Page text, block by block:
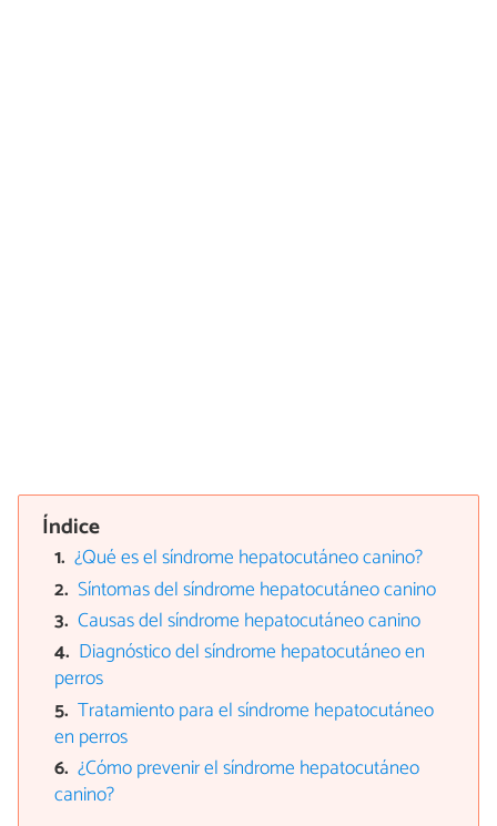
Índice
¿Qué es el síndrome hepatocutáneo canino?
Síntomas del síndrome hepatocutáneo canino
Causas del síndrome hepatocutáneo canino
Diagnóstico del síndrome hepatocutáneo en
perros
Tratamiento para el síndrome hepatocutáneo
en perros
¿Cómo prevenir el síndrome hepatocutáneo
canino?